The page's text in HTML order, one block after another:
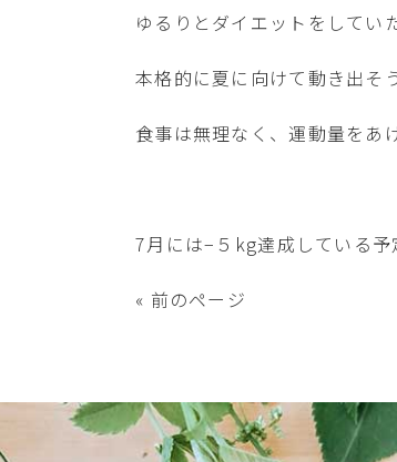
ゆるりとダイエットをしてい
本格的に夏に向けて動き出そ
食事は無理なく、運動量をあ
7月には−５kg達成している予
« 前のページ